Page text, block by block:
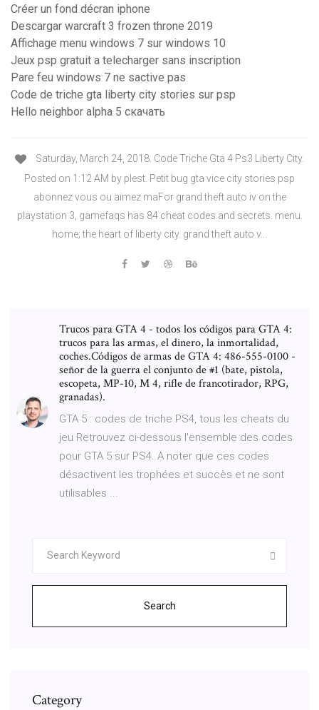
Créer un fond décran iphone
Descargar warcraft 3 frozen throne 2019
Affichage menu windows 7 sur windows 10
Jeux psp gratuit a telecharger sans inscription
Pare feu windows 7 ne sactive pas
Code de triche gta liberty city stories sur psp
Hello neighbor alpha 5 скачать
Saturday, March 24, 2018. Code Triche Gta 4 Ps3 Liberty City.
Posted on 1:12 AM by plest. Petit bug gta vice city stories psp
abonnez vous ou aimez maFor grand theft auto iv on the
playstation 3, gamefaqs has 84 cheat codes and secrets. menu.
home; the heart of liberty city. grand theft auto v...
Trucos para GTA 4 - todos los códigos para GTA 4:
trucos para las armas, el dinero, la inmortalidad,
coches.Códigos de armas de GTA 4: 486-555-0100 -
señor de la guerra el conjunto de #1 (bate, pistola,
escopeta, MP-10, M 4, rifle de francotirador, RPG,
granadas).
GTA 5 : codes de triche PS4, tous les cheats du
jeu Retrouvez ci-dessous l'ensemble des codes
pour GTA 5 sur PS4. A noter que ces codes
désactivent les trophées et succès et ne sont
utilisables ...
Search
Category